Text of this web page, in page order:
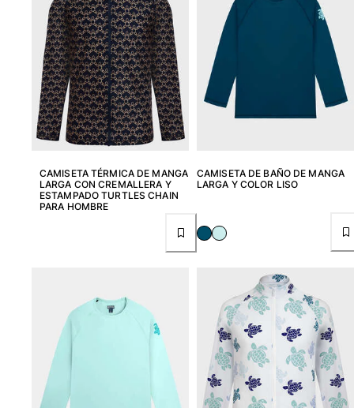
Pantalones
Jerséis
Camisetas
Loungewear
Ver todo Pret-a-porter
Tallas grandes
Ver todo Tallas grandes
Mujer
Ver todo Mujer
Tops
Ver todo Trajes de baño
Pret-a-porter
CAMISETA TÉRMICA DE MANGA
LARGA CON CREMALLERA Y
ESTAMPADO TURTLES CHAIN
PARA HOMBRE
CAMISETA DE BAÑO DE MANGA
LARGA Y COLOR LISO